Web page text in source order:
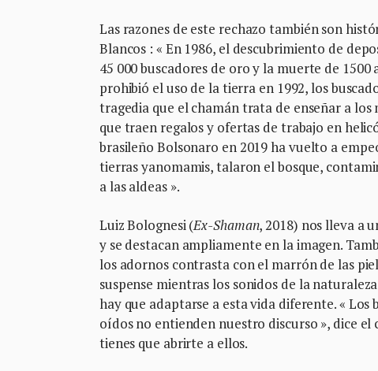
Las razones de este rechazo también son
Blancos : « En 1986, el descubrimiento de
45 000 buscadores de oro y la muerte de
prohibió el uso de la tierra en 1992, los
tragedia que el chamán trata de enseñar a
que traen regalos y ofertas de trabajo en
brasileño Bolsonaro en 2019 ha vuelto a
tierras yanomamis, talaron el bosque,
a las aldeas ».
Luiz Bolognesi (Ex-Shaman, 2018) nos lleva a
y se destacan ampliamente en la imagen.
los adornos contrasta con el marrón de las
suspense mientras los sonidos de la
hay que adaptarse a esta vida diferente. « Los
oídos no entienden nuestro discurso », dice
tienes que abrirte a ellos.